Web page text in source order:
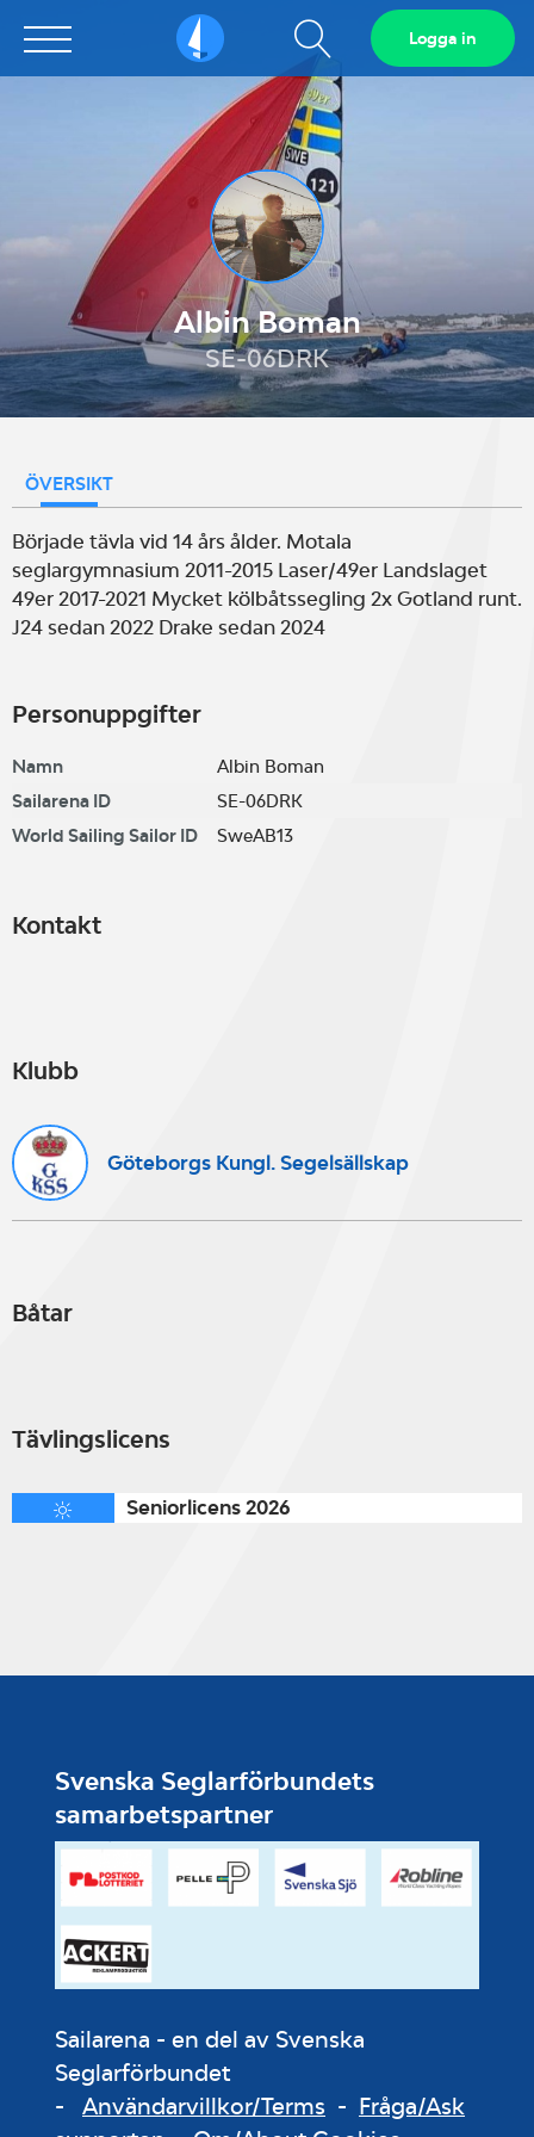
Sailarena Visa
sökfält
Logga in
Albin Boman
SE-06DRK
ÖVERSIKT
Började tävla vid 14 års ålder. Motala
seglargymnasium 2011-2015 Laser/49er Landslaget
49er 2017-2021 Mycket kölbåtssegling 2x Gotland runt.
J24 sedan 2022 Drake sedan 2024
Personuppgifter
Namn
Albin Boman
Sailarena ID
SE-06DRK
World Sailing Sailor ID
SweAB13
Kontakt
Klubb
Göteborgs Kungl. Segelsällskap
Båtar
Tävlingslicens
Seniorlicens 2026
Svenska Seglarförbundets
samarbetspartner
Sailarena - en del av Svenska
Seglarförbundet
- Användarvillkor/Terms - Fråga/Ask